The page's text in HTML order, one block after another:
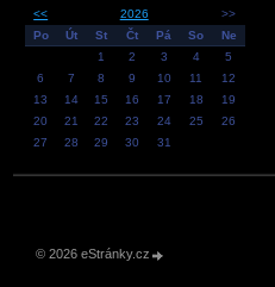
<<
2026
>>
Po
Út St Čt Pá So
Ne
1
2 3 4
5
6
7 8 9 10 11
12
13
14 15 16 17 18
19
20
21 22 23 24 25
26
27
28 29 30 31
© 2026 eStránky.cz